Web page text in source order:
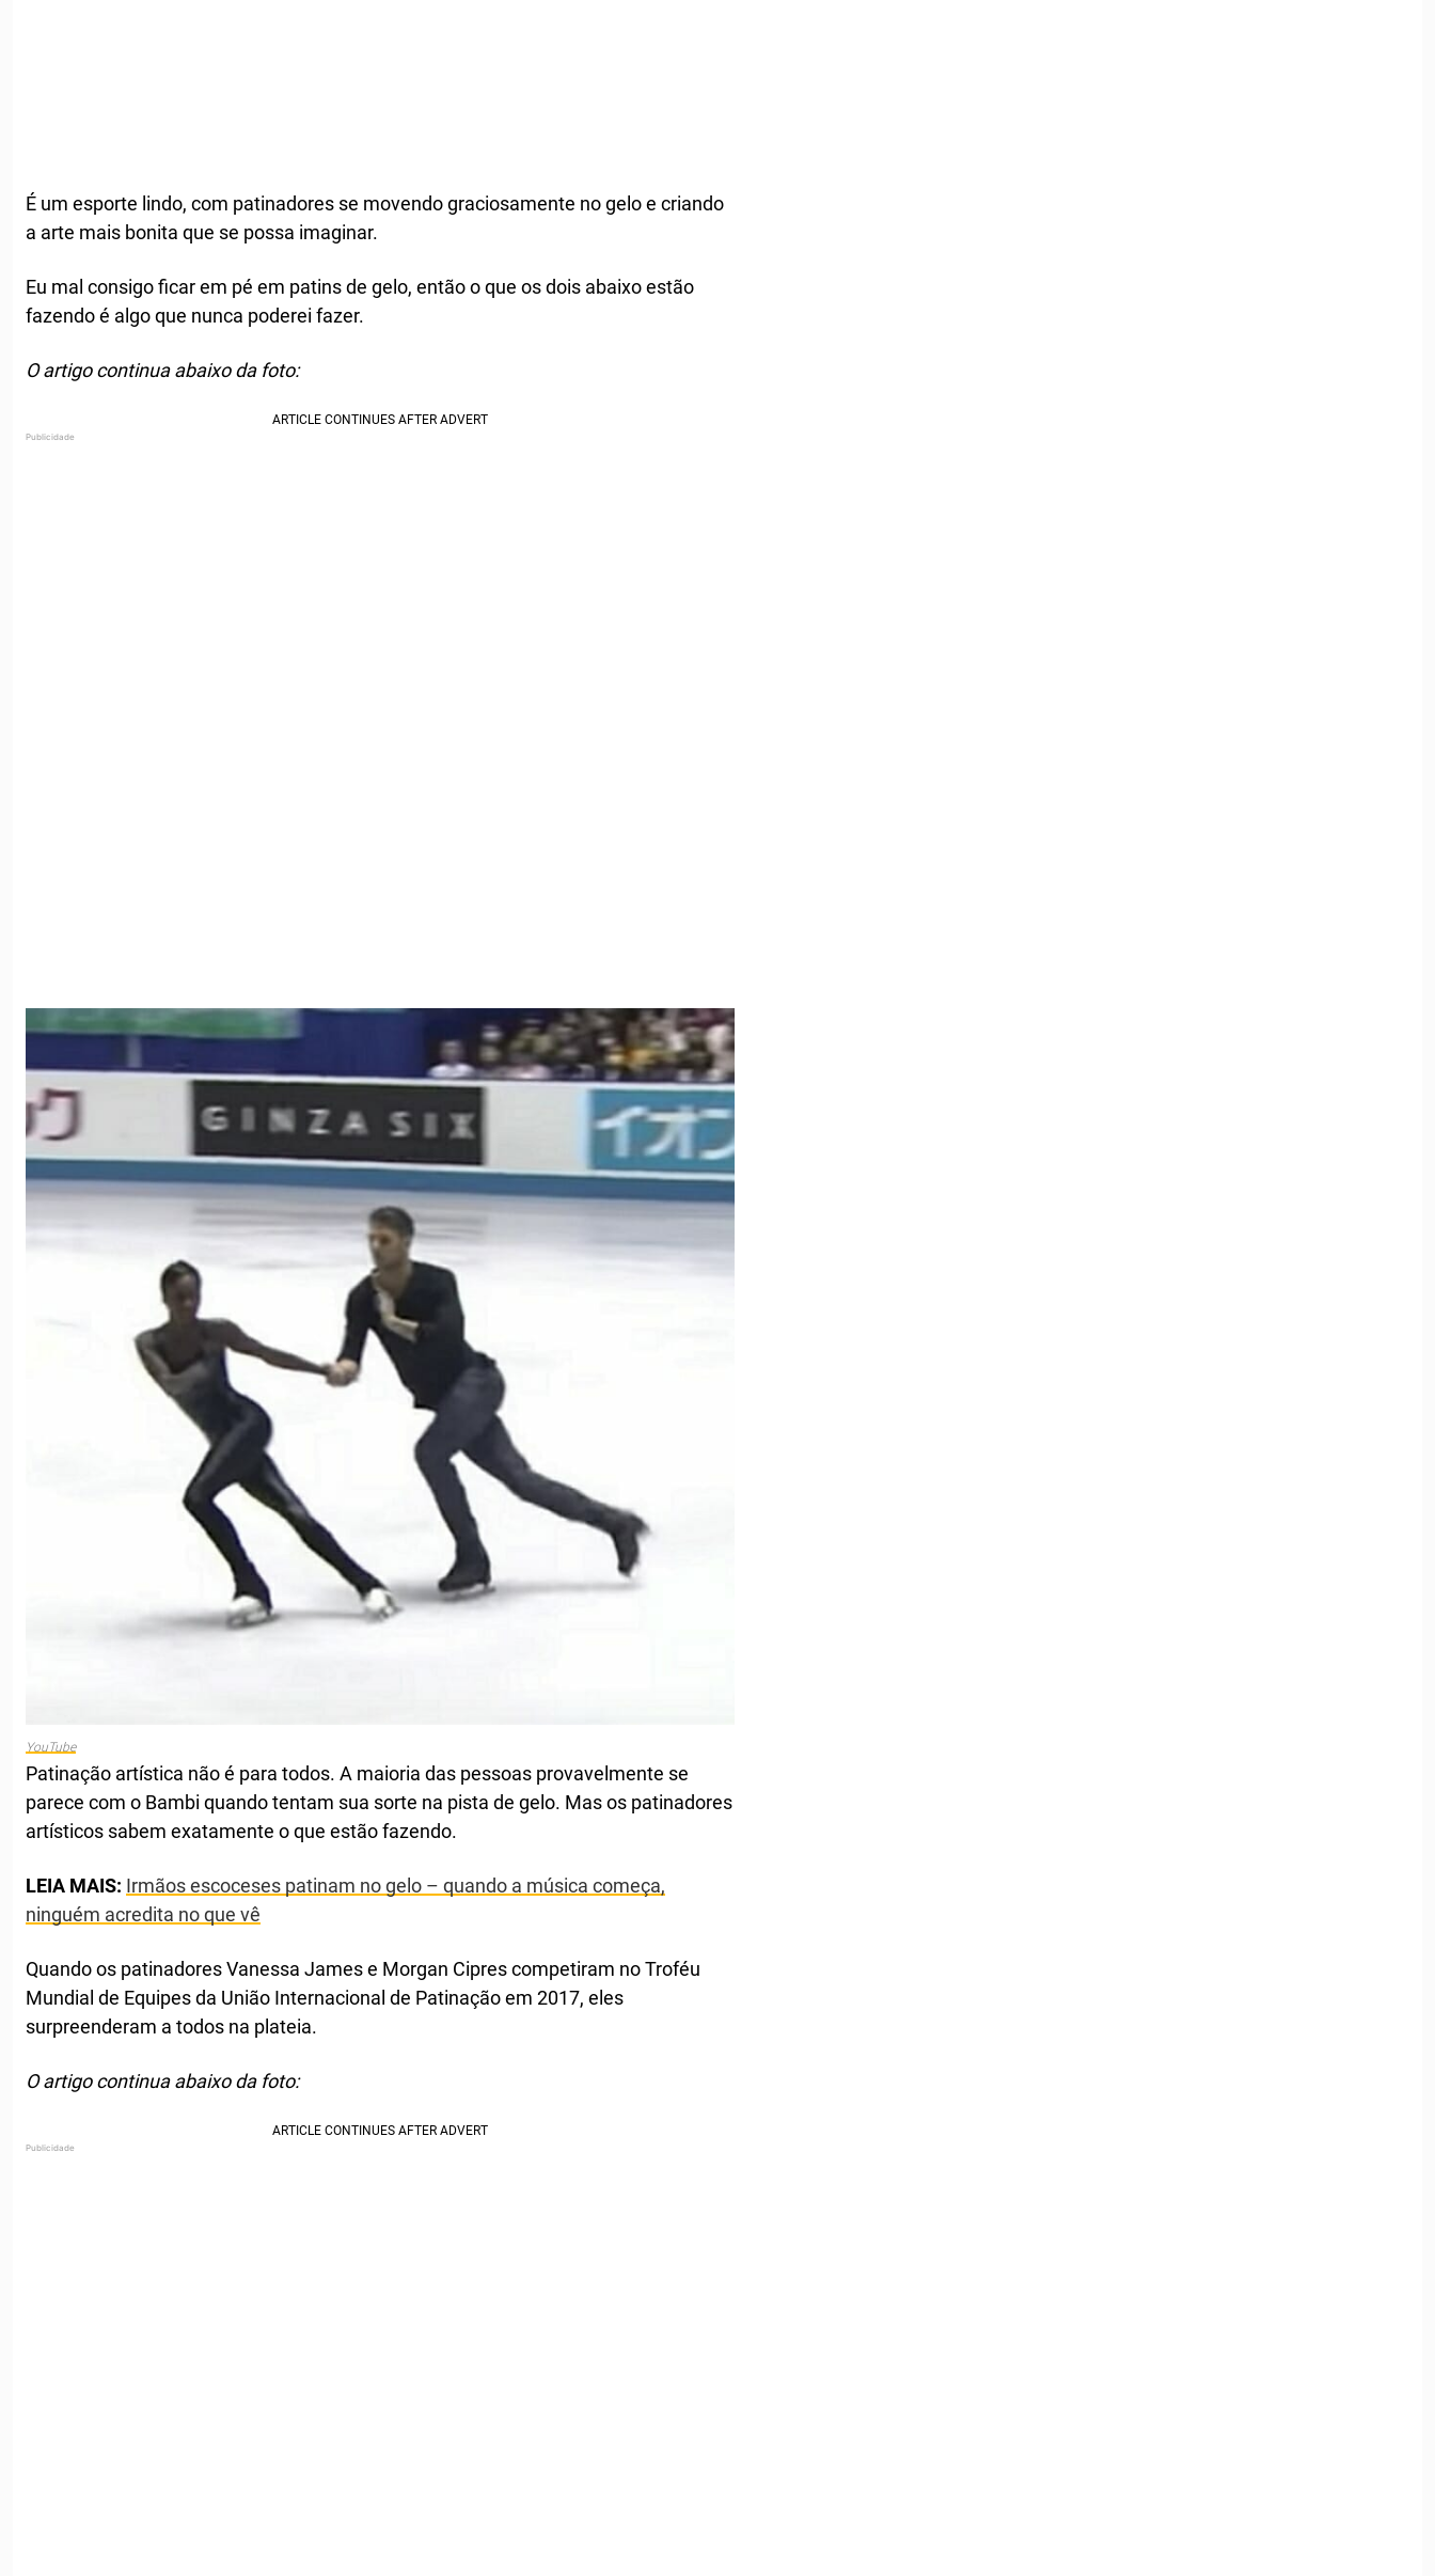
É um esporte lindo, com patinadores se movendo graciosamente no gelo e criando
a arte mais bonita que se possa imaginar.
Eu mal consigo ficar em pé em patins de gelo, então o que os dois abaixo estão
fazendo é algo que nunca poderei fazer.
O artigo continua abaixo da foto:
YouTube
Patinação artística não é para todos. A maioria das pessoas provavelmente se
parece com o Bambi quando tentam sua sorte na pista de gelo. Mas os patinadores
artísticos sabem exatamente o que estão fazendo.
LEIA MAIS: Irmãos escoceses patinam no gelo – quando a música começa,
ninguém acredita no que vê
Quando os patinadores Vanessa James e Morgan Cipres competiram no Troféu
Mundial de Equipes da União Internacional de Patinação em 2017, eles
surpreenderam a todos na plateia.
O artigo continua abaixo da foto: